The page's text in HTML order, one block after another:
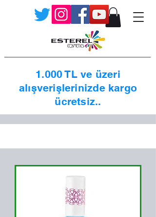
1.000 TL ve üzeri
alışverişlerinizde kargo
ücretsiz..